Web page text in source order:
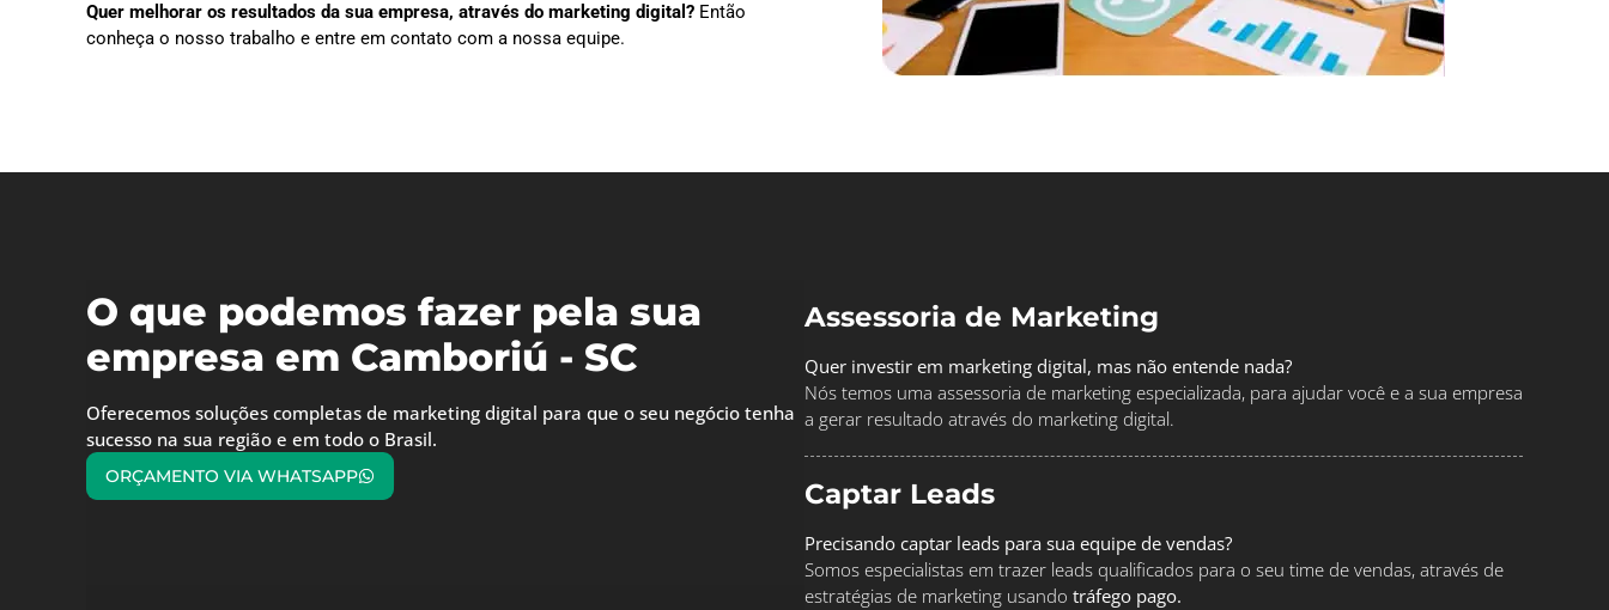
Quer melhorar os resultados da sua empresa, através do marketing digital? Então
conheça o nosso trabalho e entre em contato com a nossa equipe.
O que podemos fazer pela sua
empresa em Camboriú - SC
Oferecemos soluções completas de marketing digital para que o seu negócio tenha
sucesso na sua região e em todo o Brasil.
ORÇAMENTO VIA WHATSAPP
Assessoria de Marketing
Quer investir em marketing digital, mas não entende nada?
Nós temos uma assessoria de marketing especializada, para ajudar você e a sua empresa
a gerar resultado através do marketing digital.
Captar Leads
Precisando captar leads para sua equipe de vendas?
Somos especialistas em trazer leads qualificados para o seu time de vendas, através de
estratégias de marketing usando tráfego pago.